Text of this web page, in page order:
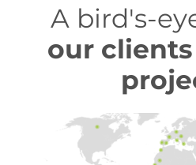
A bird's-
our